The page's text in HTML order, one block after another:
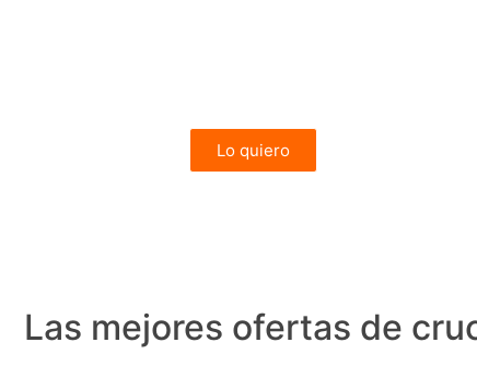
Lo quiero
Las mejores ofertas de